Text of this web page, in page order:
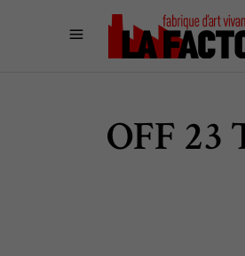
OFF 23